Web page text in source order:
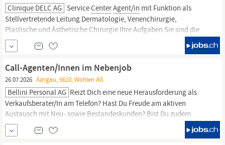
Clinique DELC AG ServiceCenterAgent/in mit Funktion als
Stellvertretende Leitung Dermatologie, Venenchirurgie,
Plastische und Ästhetische Chirurgie Ihre Aufgaben Sie sind die
erste Ansprechperson für unsere Patienten und Kunden, die Sie
charmant, kompetent und mit viel Freude am Telefon bedienen
und betreuen. Sie führen gekonnt die Agenda unserer
Call-Agenten/Innen im Nebenjob
26.07.2026 Aargau, 5610, Wohlen AG
Bellini Personal AG Reizt Dich eine neue Herausforderung als
Verkaufsberater/In am Telefon? Hast Du Freude am aktiven
Austausch mit Neu- sowie Bestandeskunden? Bist Du zudem
kommunikativ, offen und zuverlässig? Dann ist dies DEINE
Chance! Unser Kunde, ein national tätiges
mit